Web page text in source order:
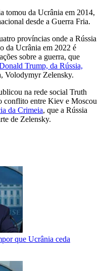
tomou da Ucrânia em 2014,
desde a Guerra Fria.
províncias onde a Rússia
da Ucrânia em 2022 é
sobre a guerra, que
Trump, da Rússia,
Volodymyr Zelensky.
na rede social Truth
conflito entre Kiev e Moscou
da Crimeia, que a Rússia
de Zelensky.
que Ucrânia ceda